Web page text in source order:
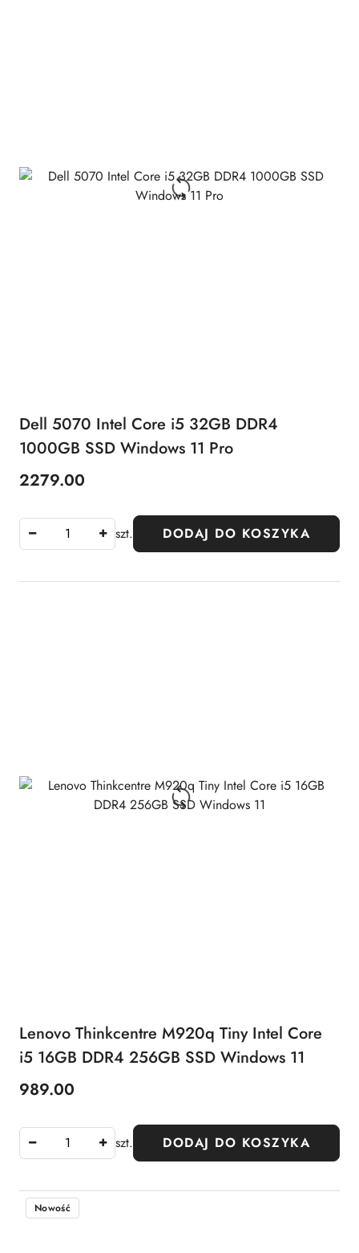
Dell 5070 Intel Core i5 32GB DDR4
1000GB SSD Windows 11 Pro
Cena:
2279.00
szt. DODAJ DO KOSZYKA
Lenovo Thinkcentre M920q Tiny Intel Core
i5 16GB DDR4 256GB SSD Windows 11
Cena:
989.00
szt. DODAJ DO KOSZYKA
Nowość